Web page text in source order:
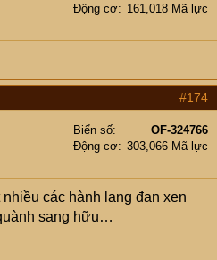
Động cơ
161,018 Mã lực
#174
Biển số
OF-324766
Động cơ
303,066 Mã lực
các hành lang đan xen
sang hữu…